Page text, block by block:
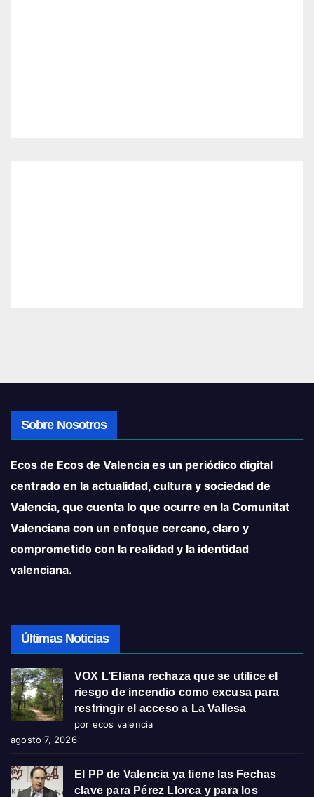
Sobre Nosotros
Ecos de Ecos de Valencia es un periódico digital
centrado en la actualidad, cultura y sociedad de
Valencia, que cuenta lo que ocurre en la Comunitat
Valenciana con un enfoque cercano, claro y
comprometido con la realidad y la identidad
valenciana.
Últimas Noticias
VOX L’Eliana rechaza que se utilice el
riesgo de incendio como excusa para
restringir el acceso a La Vallesa
por ecos valencia
agosto 7, 2026
El PP de Valencia ya tiene las Fechas
clave para Pérez Llorca y para los